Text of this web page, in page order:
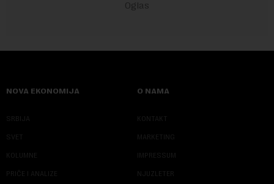
NOVA EKONOMIJA
SRBIJA
SVET
KOLUMNE
PRIČE I ANALIZE
O NAMA
KONTAKT
MARKETING
IMPRESSUM
NJUZLETER